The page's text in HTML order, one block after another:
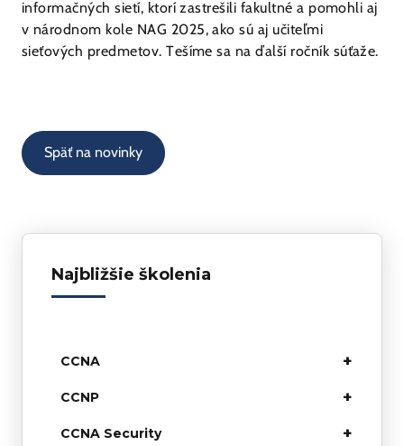
informačných sietí, ktorí zastrešili fakultné a pomohli aj
v národnom kole NAG 2025, ako sú aj učiteľmi
sieťových predmetov. Tešíme sa na ďalší ročník súťaže.
Späť na novinky
Najbližšie školenia
CCNA +
CCNA1, v7, R&S
CCNA2, v7, R&S
CCNP +
CCNP ROUTE
CCNA Security +